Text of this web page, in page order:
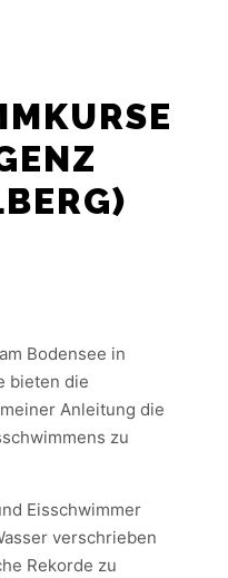
Bodensee in
bieten die
Anleitung die
zu
Eisschwimmer
verschrieben
Rekorde zu